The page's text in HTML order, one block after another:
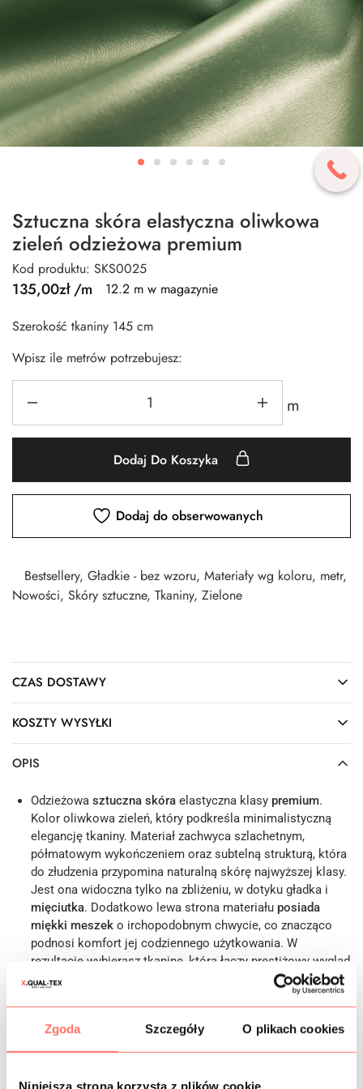
Zgoda Szczegóły O plikach cookies
Niniejsza strona korzysta z plików cookie
Sztuczna skóra elastyczna oliwkowa
zieleń odzieżowa premium
Kod produktu: SKS0025
135,00zł/m
12.2 m w magazynie
Szerokość tkaniny 145 cm
Wpisz ile metrów potrzebujesz:
m
Dodaj Do Koszyka
Dodaj do obserwowanych
Bestsellery, Gładkie - bez wzoru, Materiały wg koloru, metr,
Nowości, Skóry sztuczne, Tkaniny, Zielone
CZAS DOSTAWY
KOSZTY WYSYŁKI
OPIS
Odzieżowa sztuczna skóra elastyczna klasy premium.
Kolor oliwkowa zieleń, który podkreśla minimalistyczną
elegancję tkaniny. Materiał zachwyca szlachetnym,
półmatowym wykończeniem oraz subtelną strukturą, która
do złudzenia przypomina naturalną skórę najwyższej klasy.
Jest ona widoczna tylko na zbliżeniu, w dotyku gładka i
mięciutka. Dodatkowo lewa strona materiału posiada
miękki meszeko irchopodobnym chwycie, co znacząco
podnosi komfort jej codziennego użytkowania. W
rezultacie wybierasz tkaninę, która łączy prestiżowy wygląd
i wygodę z etycznym podejściem do mody alternatywnej.
Właściwości: prezentowana tkanina włoska wyróżnia się
najbardziej wymagających projektantów. Taelastyczna
skóra syntetycznawykazuje niezwykłą rozciągliwość w
dopasowanie do sylwetki przy zachowaniu pełnej swobody